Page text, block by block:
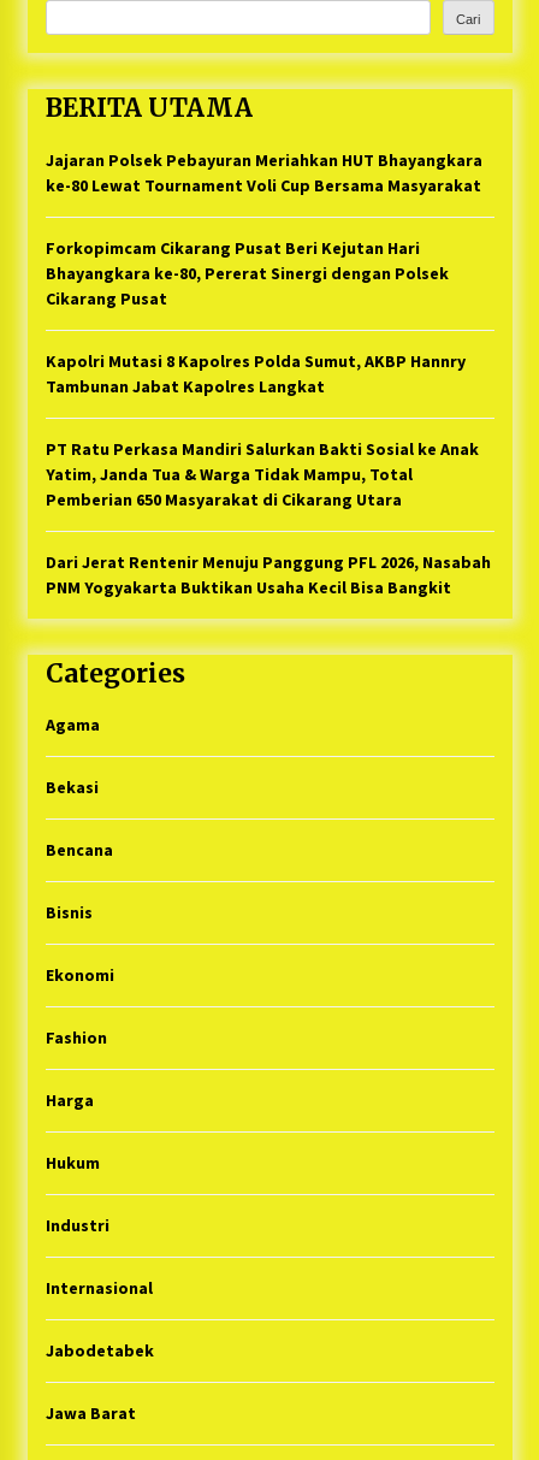
Cari
BERITA UTAMA
Jajaran Polsek Pebayuran Meriahkan HUT Bhayangkara
ke-80 Lewat Tournament Voli Cup Bersama Masyarakat
Forkopimcam Cikarang Pusat Beri Kejutan Hari
Bhayangkara ke-80, Pererat Sinergi dengan Polsek
Cikarang Pusat
Kapolri Mutasi 8 Kapolres Polda Sumut, AKBP Hannry
Tambunan Jabat Kapolres Langkat
PT Ratu Perkasa Mandiri Salurkan Bakti Sosial ke Anak
Yatim, Janda Tua & Warga Tidak Mampu, Total
Pemberian 650 Masyarakat di Cikarang Utara
Dari Jerat Rentenir Menuju Panggung PFL 2026, Nasabah
PNM Yogyakarta Buktikan Usaha Kecil Bisa Bangkit
Categories
Agama
Bekasi
Bencana
Bisnis
Ekonomi
Fashion
Harga
Hukum
Industri
Internasional
Jabodetabek
Jawa Barat